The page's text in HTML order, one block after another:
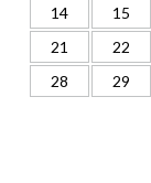
14
15
21
22
28
29